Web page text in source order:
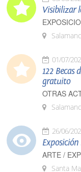
Visibilizar
01/07/
122 Becas
gratuito
OTRAS
26/06/
ARTE /
Santa